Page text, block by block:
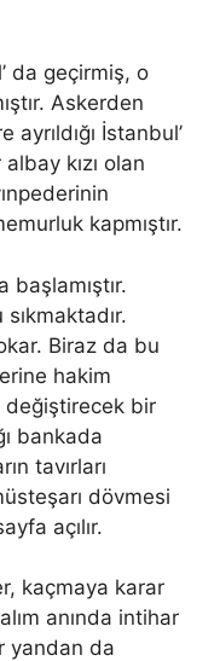
da geçirmiş, o
Askerden
İstanbul’
kızı olan
kapmıştır.
başlamıştır.
Biraz da bu
hakim
değiştirecek bir
bankada
tavırları
dövmesi
açılır.
kaçmaya karar
anında intihar
yandan da